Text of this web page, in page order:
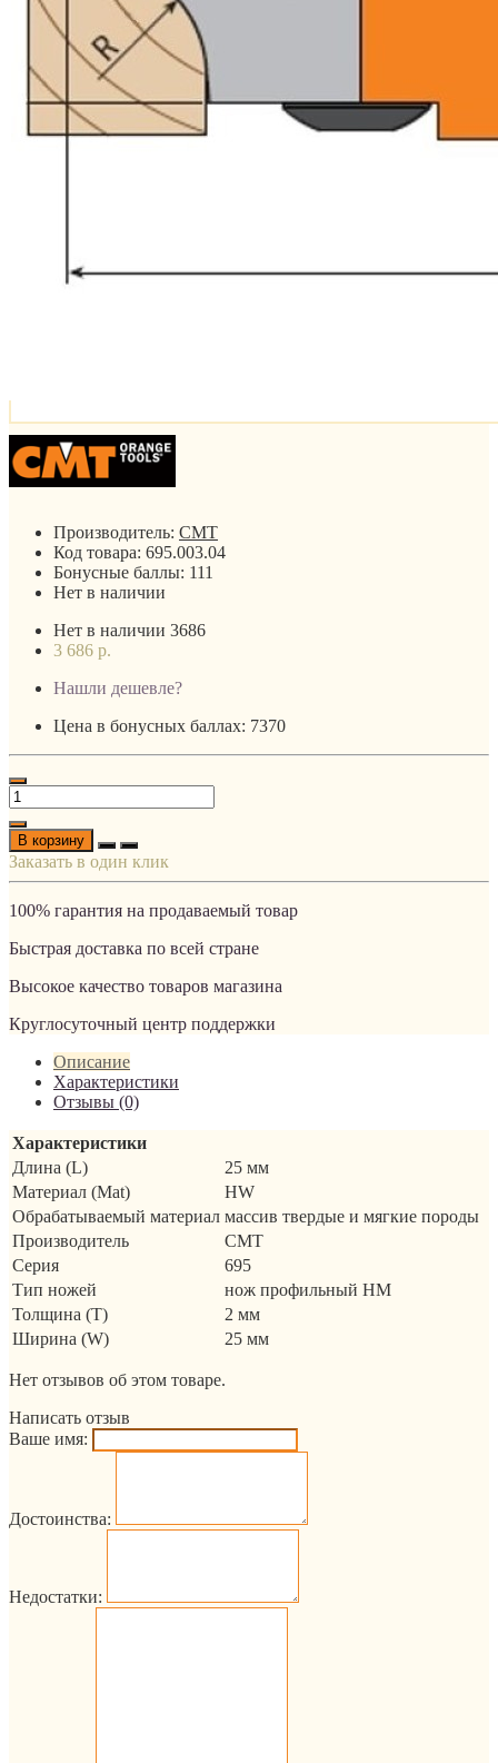
Производитель: CMT
Код товара: 695.003.04
Бонусные баллы: 111
Нет в наличии
Нет в наличии 3686
3 686 р.
Нашли дешевле?
Цена в бонусных баллах: 7370
В корзину
Заказать в один клик
100% гарантия на продаваемый товар
Быстрая доставка по всей стране
Высокое качество товаров магазина
Круглосуточный центр поддержки
Описание
Характеристики
Отзывы (0)
Характеристики
Длина (L)
25 мм
Материал (Mat)
HW
Обрабатываемый материал массив твердые и мягкие породы
Производитель
CMT
Серия
695
Тип ножей
нож профильный HM
Толщина (T)
2 мм
Ширина (W)
25 мм
Нет отзывов об этом товаре.
Написать отзыв
Ваше имя:
Достоинства:
Недостатки: